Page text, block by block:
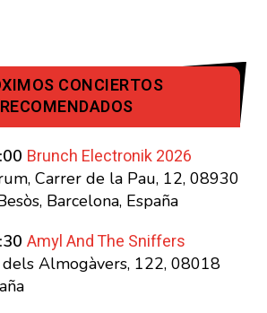
CONCIERTOS
RECOMENDADOS
Brunch Electronik 2026
Carrer de la Pau, 12, 08930
Barcelona, España
Amyl And The Sniffers
dels Almogàvers, 122, 08018